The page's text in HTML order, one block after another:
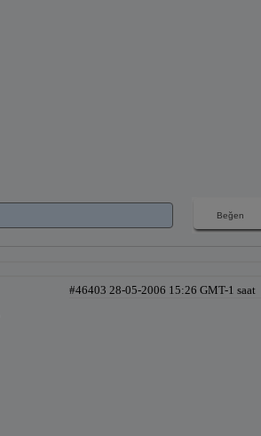
#46403 28-05-2006 15:26 GMT-1 saat